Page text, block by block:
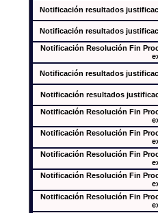
Notificación resultados
Notificación resultados
Notificación Resolución Fin
Notificación resultados
Notificación resultados
Notificación Resolución Fin
Notificación Resolución Fin
Notificación Resolución Fin
Notificación Resolución Fin
Notificación Resolución Fin